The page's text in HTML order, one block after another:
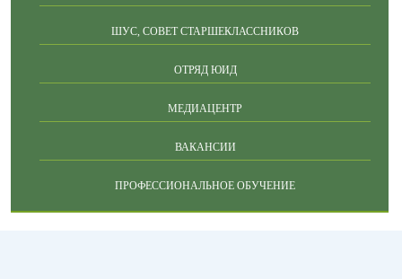
ШУС, СОВЕТ СТАРШЕКЛАССНИКОВ
ОТРЯД ЮИД
МЕДИАЦЕНТР
ВАКАНСИИ
ПРОФЕССИОНАЛЬНОЕ ОБУЧЕНИЕ